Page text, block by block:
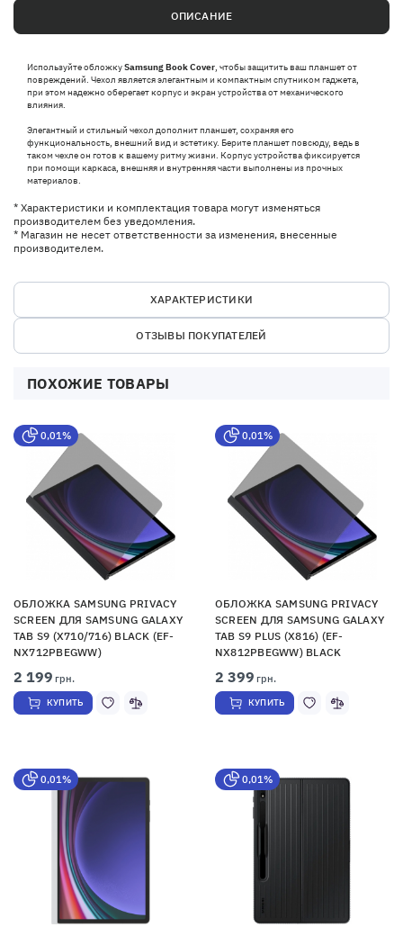
ОПИСАНИЕ
Используйте обложкуSamsung Book Cover, чтобы защитить ваш планшет от
повреждений. Чехол является элегантным и компактным спутником гаджета,
при этом надежно оберегает корпус и экран устройства от механического
влияния.
Элегантный и стильный чехол дополнит планшет, сохраняя его
функциональность, внешний вид и эстетику. Берите планшет повсюду, ведь в
таком чехле он готов к вашему ритму жизни. Корпус устройства фиксируется
при помощи каркаса, внешняя и внутренняя части выполнены из прочных
материалов.
* Характеристики и комплектация товара могут изменяться
производителем без уведомления.
* Магазин не несет ответственности за изменения, внесенные
производителем.
ХАРАКТЕРИСТИКИ
ОТЗЫВЫ ПОКУПАТЕЛЕЙ
ПОХОЖИЕ ТОВАРЫ
0,01%
ОБЛОЖКА SAMSUNG PRIVACY
SCREEN ДЛЯ SAMSUNG GALAXY
TAB S9 (X710/716) BLACK (EF-
NX712PBEGWW)
2 199 грн.
КУПИТЬ
0,01%
ОБЛОЖКА SAMSUNG PRIVACY
SCREEN ДЛЯ SAMSUNG GALAXY
TAB S9 PLUS (X816) (EF-
NX812PBEGWW) BLACK
2 399 грн.
КУПИТЬ
0,01% 0,01%